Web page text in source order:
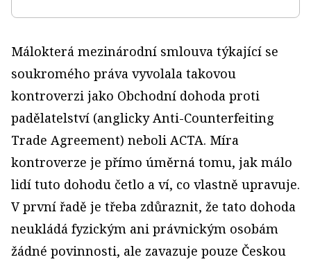
Málokterá mezinárodní smlouva týkající se
soukromého práva vyvolala takovou
kontroverzi jako Obchodní dohoda proti
padělatelství (anglicky Anti-Counterfeiting
Trade Agreement) neboli ACTA. Míra
kontroverze je přímo úměrná tomu, jak málo
lidí tuto dohodu četlo a ví, co vlastně upravuje.
V první řadě je třeba zdůraznit, že tato dohoda
neukládá fyzickým ani právnickým osobám
žádné povinnosti, ale zavazuje pouze Českou